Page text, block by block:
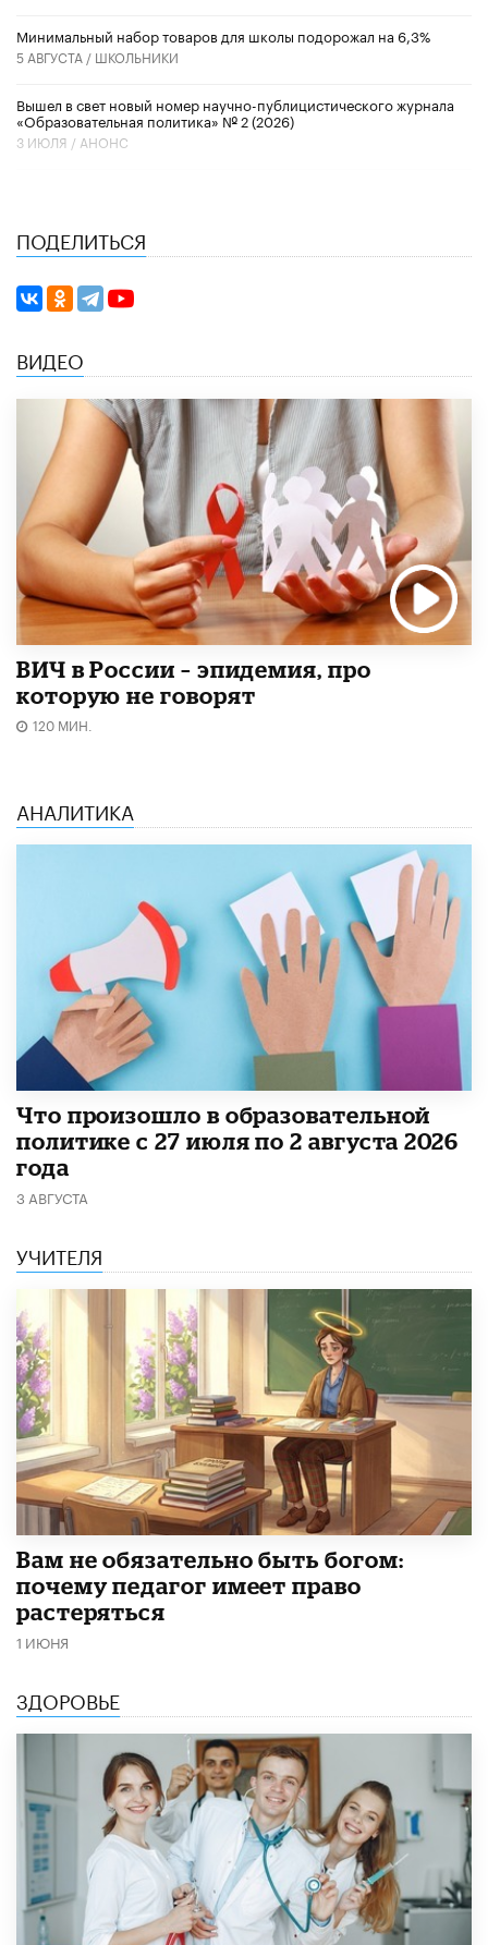
Минимальный набор товаров для школы подорожал на 6,3%
5 АВГУСТА / ШКОЛЬНИКИ
Вышел в свет новый номер научно-публицистического журнала
«Образовательная политика» № 2 (2026)
3 ИЮЛЯ / АНОНС
ПОДЕЛИТЬСЯ
ВИДЕО
ВИЧ в России – эпидемия, про
которую не говорят
120 МИН.
АНАЛИТИКА
​Что произошло в образовательной
политике с 27 июля по 2 августа 2026
года
3 АВГУСТА
УЧИТЕЛЯ
​Вам не обязательно быть богом:
почему педагог имеет право
растеряться
1 ИЮНЯ
ЗДОРОВЬЕ